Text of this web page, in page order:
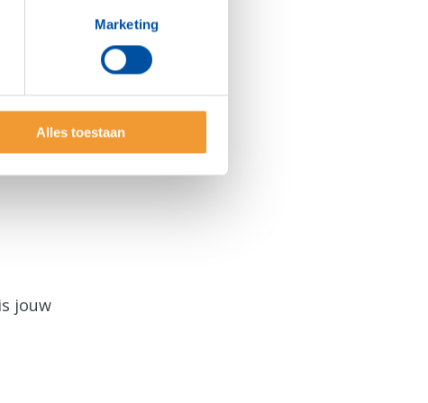
Marketing
Alles toestaan
jouw